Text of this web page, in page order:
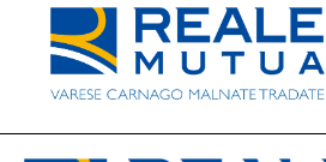
Autore:
Arnese